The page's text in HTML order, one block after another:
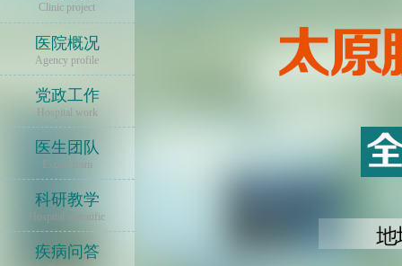
Clinic project
医院概况
Agency profile
党政工作
Hospital work
医生团队
Expert team
科研教学
Hospital scientific
疾病问答